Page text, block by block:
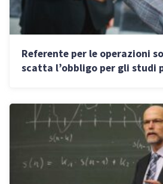
Referente per le operazioni
scatta l’obbligo per gli studi